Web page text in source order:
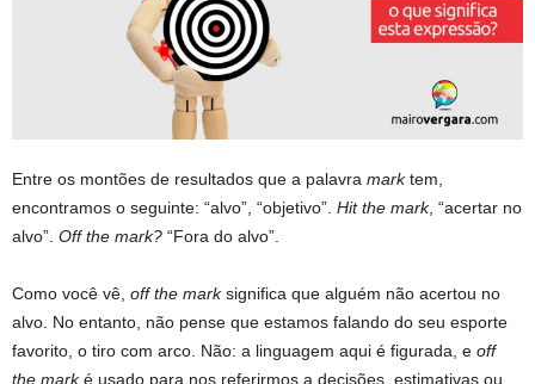
Entre os montões de resultados que a palavra marktem,
encontramos o seguinte: “alvo”, “objetivo”. Hit the mark, “acertar no
alvo”. Off the mark? “Fora do alvo”.
Como você vê, off the marksignifica que alguém não acertou no
alvo. No entanto, não pense que estamos falando do seu esporte
favorito, o tiro com arco. Não: a linguagem aqui é figurada, e off
the marké usado para nos referirmos a decisões, estimativas ou